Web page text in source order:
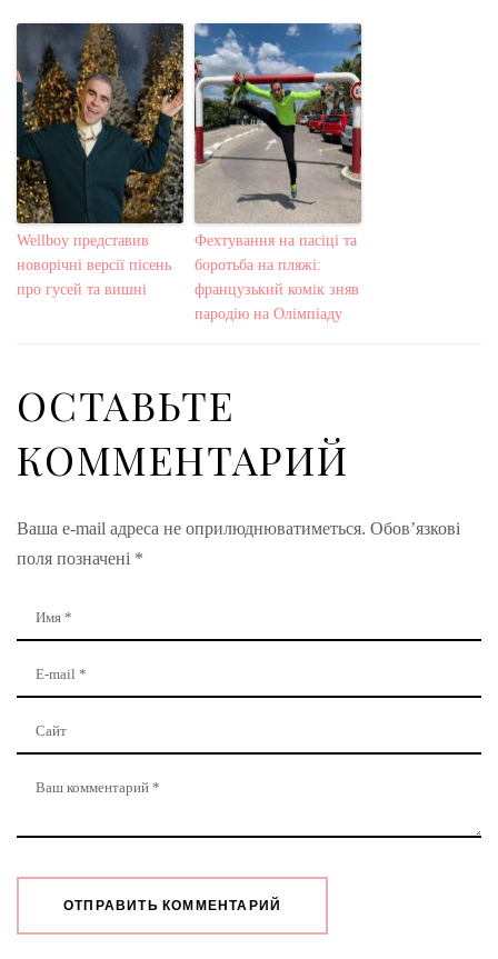
Wellboy представив
новорічні версії пісень
про гусей та вишні
Фехтування на пасіці та
боротьба на пляжі:
французький комік зняв
пародію на Олімпіаду
ОСТАВЬТЕ
КОММЕНТАРИЙ
Ваша e-mail адреса не оприлюднюватиметься. Обов’язкові
поля позначені *